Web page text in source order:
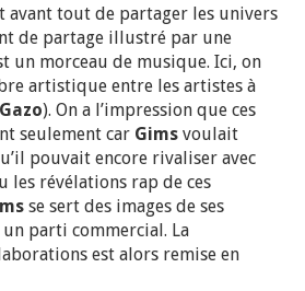
avant tout de partager les univers
de partage illustré par une
un morceau de musique. Ici, on
artistique entre les artistes à
Gazo). On a l’impression que ces
seulement car Gims voulait
pouvait encore rivaliser avec
les révélations rap de ces
se sert des images de ses
parti commercial. La
est alors remise en